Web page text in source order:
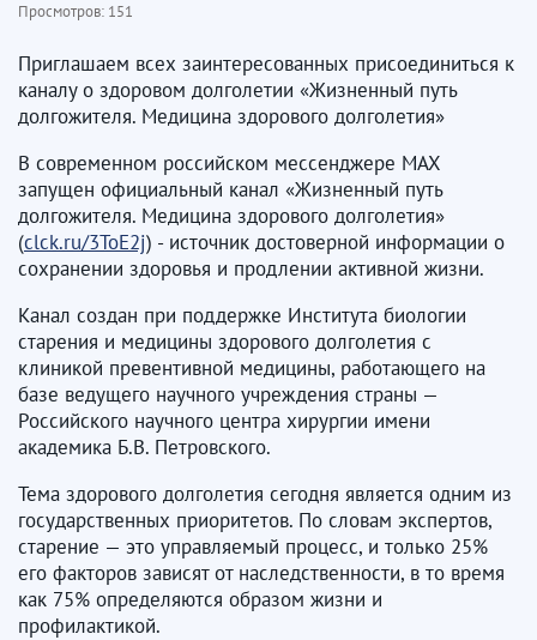
Просмотров: 151
Приглашаем всех заинтересованных присоединиться к
каналу о здоровом долголетии «Жизненный путь
долгожителя. Медицина здорового долголетия»
В современном российском мессенджере MAX
запущен официальный канал «Жизненный путь
долгожителя. Медицина здорового долголетия»
(clck.ru/3ToE2j) - источник достоверной информации о
сохранении здоровья и продлении активной жизни.
Канал создан при поддержке Института биологии
старения и медицины здорового долголетия с
клиникой превентивной медицины, работающего на
базе ведущего научного учреждения страны —
Российского научного центра хирургии имени
академика Б.В. Петровского.
Тема здорового долголетия сегодня является одним из
государственных приоритетов. По словам экспертов,
старение — это управляемый процесс, и только 25%
его факторов зависят от наследственности, в то время
как 75% определяются образом жизни и
профилактикой.